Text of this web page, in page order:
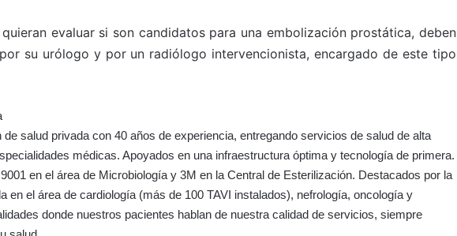
evaluar si son candidatos para una embolización prostática, deben
su urólogo y por un radiólogo intervencionista, encargado de este tipo
salud privada con 40 años de experiencia, entregando servicios de salud de alta
médicas. Apoyados en una infraestructura óptima y tecnología de primera.
en el área de Microbiología y 3M en la Central de Esterilización. Destacados por la
en el área de cardiología (más de 100 TAVI instalados), nefrología, oncología y
donde nuestros pacientes hablan de nuestra calidad de servicios, siempre